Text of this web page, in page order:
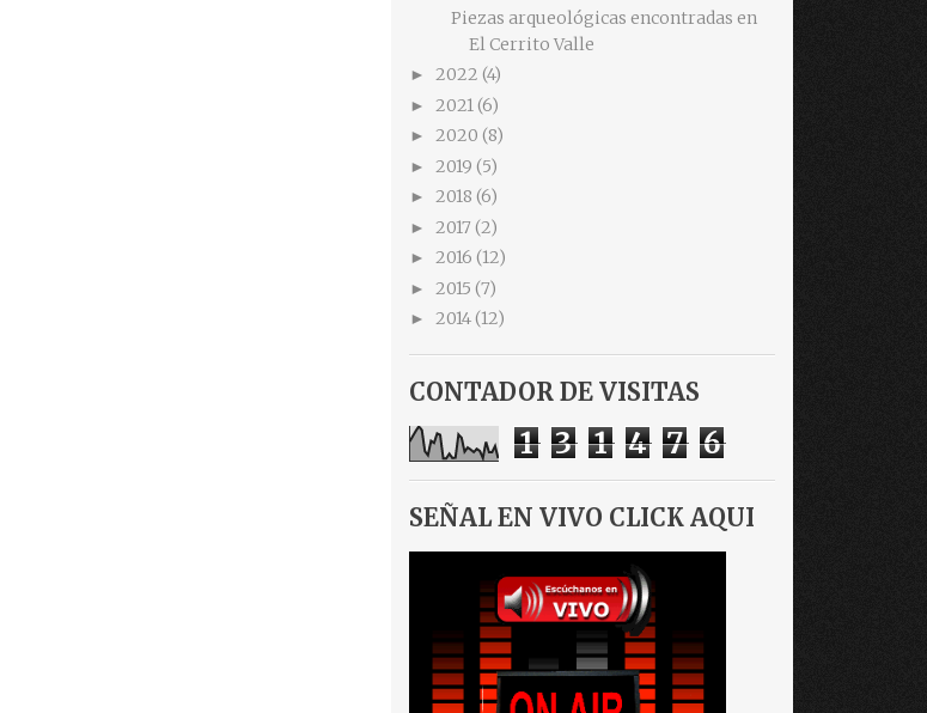
Piezas arqueológicas encontradas en
El Cerrito Valle
► 2022 (4)
► 2021(6)
► 2020 (8)
► 2019 (5)
► 2018 (6)
► 2017 (2)
► 2016 (12)
► 2015 (7)
► 2014(12)
CONTADOR DE VISITAS
1 3 1 4 7 6
SEÑAL EN VIVO CLICK AQUI